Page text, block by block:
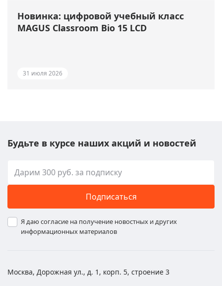
Новинка: цифровой учебный класс
MAGUS Classroom Bio 15 LCD
31 июля 2026
Будьте в курсе наших акций и новостей
Подписаться
Я даю согласие на получение новостных и других
информационных материалов
Москва, Дорожная ул., д. 1, корп. 5, строение 3